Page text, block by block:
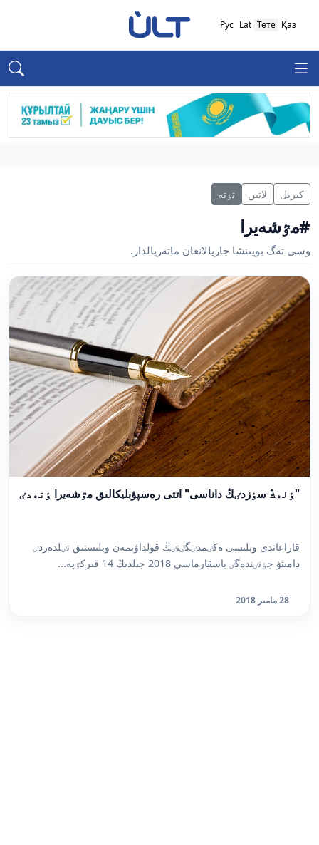
Қаз
Төте
Lat
Рус
كىرىل لاتىن تٶتە
#مٷشەيرا
وسى تەگ بويىنشا جاريالانعان ماتەريالدار.
"ٶلەڭ سٶزدٸڭ داناسى" اتتى رەسپۋبليكالىق مٷشەيرا ٶتەدٸ
قاراعاندى وبلىسى ەكٸمدٸگٸنٸڭ قولداۋىمەن وبلىستىق تٸلدەردٸ
دامىتۋ جٶنٸندەگٸ باسقارماسى 2018 جىلدىڭ 14 قىركٷيە...
28 مامىر 2018